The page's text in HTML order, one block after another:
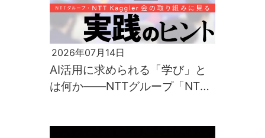
2026年07月14日
AI活用に求められる「学び」と
は何か――NTTグループ「NTT